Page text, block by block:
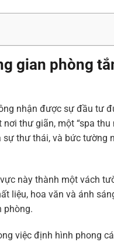
gian phòng
nhận được sự đầu tư
thư giãn, một “spa thu
thư thái, và bức tường
này thành một vách
liệu, hoa văn và ánh
phòng.
việc định hình phong